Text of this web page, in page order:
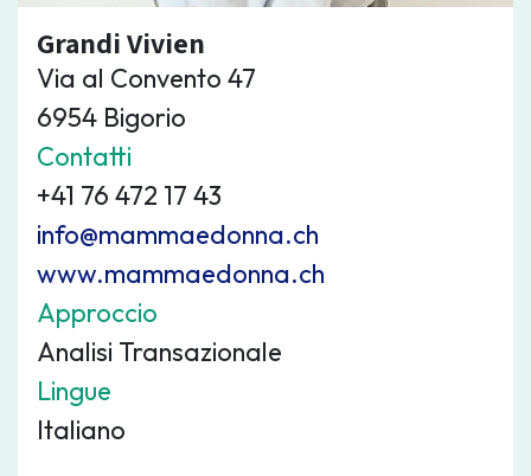
Grandi Vivien
Via al Convento 47
6954 Bigorio
Contatti
+41 76 472 17 43
info@mammaedonna.ch
www.mammaedonna.ch
Approccio
Analisi Transazionale
Lingue
Italiano